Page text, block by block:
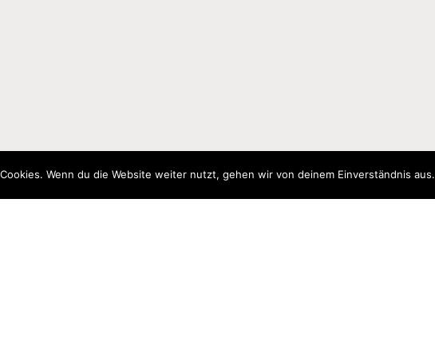
Wenn du die Website weiter nutzt, gehen wir von deinem Einverständnis aus.